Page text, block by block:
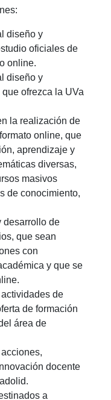
diseño y
oficiales de
online.
diseño y
ofrezca la UVa
la realización de
online, que
aprendizaje y
diversas,
masivos
de conocimiento,
desarrollo de
que sean
con
y que se
de
de formación
área de
docente
a